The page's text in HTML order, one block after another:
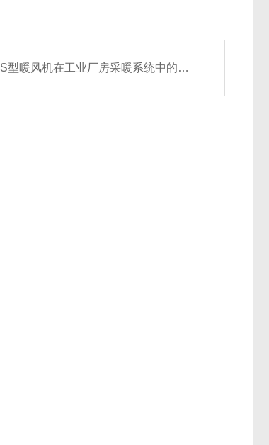
S型暖风机在工业厂房采暖系统中的布置与气流组织